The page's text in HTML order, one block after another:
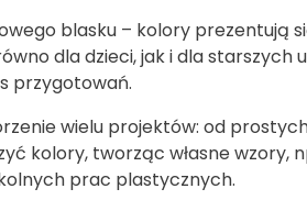
blasku – kolory prezentują
dla dzieci, jak i dla starszych
przygotowań.
wielu projektów: od
kolory, tworząc własne wzory,
prac plastycznych.